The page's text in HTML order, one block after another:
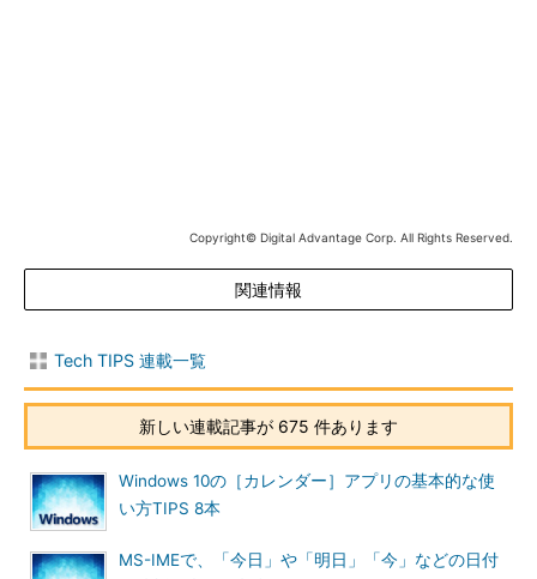
作を選択する］をクリックする。［電源ボタンの定義とパスワー
ド保護の有効化］画面が開くので、ここの「シャットダウン設
定」にある「休止状態」にチェックを入れて有効化すればよい
り、「休止状態」がサポートされていない）。ただ、ここを有効
化するには、画面上部の「現在利用可能ではない設定を変更しま
す」をクリックして、「シャットダウン設定」の設定が行えるよ
うにする必要がある。
「休止状態」にチェックを入れて有効化し、［変更の保存］を
クリックすると、休止状態が有効になり、［電源メニュー］にも
Copyright© Digital Advantage Corp. All Rights Reserved.
関連情報
Tech TIPS 連載一覧
新しい連載記事が 675 件あります
Windows 10の［カレンダー］アプリの基本的な使
い方TIPS 8本
MS-IMEで、「今日」や「明日」「今」などの日付